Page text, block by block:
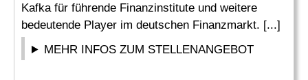
Kafka für führende Finanzinstitute und weitere
bedeutende Player im deutschen Finanzmarkt. [...]
MEHR INFOS ZUM STELLENANGEBOT